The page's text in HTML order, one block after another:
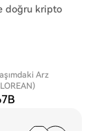
doğru kripto
Arz